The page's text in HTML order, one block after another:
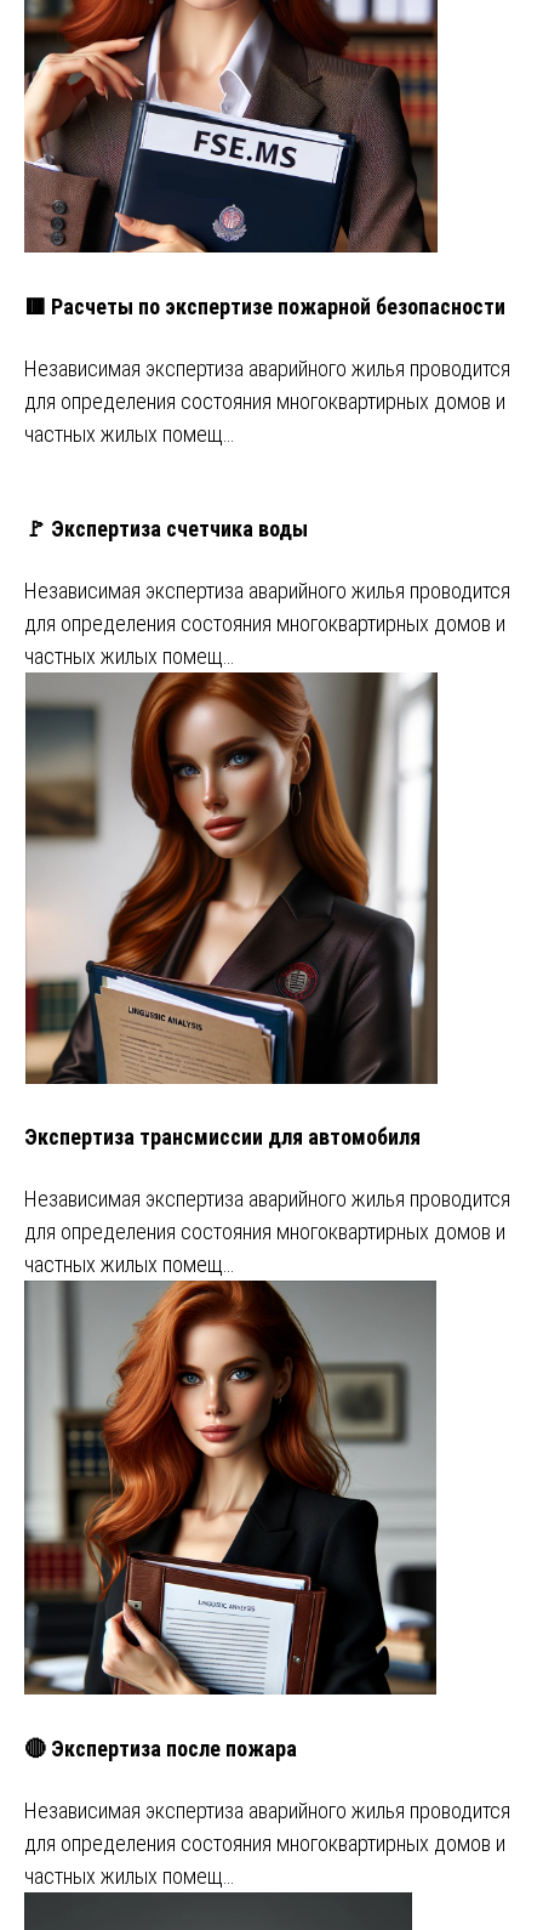
🟥 Расчеты по экспертизе пожарной безопасности
Независимая экспертиза аварийного жилья проводится
для определения состояния многоквартирных домов и
частных жилых помещ…
🚩 Экспертиза счетчика воды
Независимая экспертиза аварийного жилья проводится
для определения состояния многоквартирных домов и
частных жилых помещ…
Экспертиза трансмиссии для автомобиля
Независимая экспертиза аварийного жилья проводится
для определения состояния многоквартирных домов и
частных жилых помещ…
🔴 Экспертиза после пожара
Независимая экспертиза аварийного жилья проводится
для определения состояния многоквартирных домов и
частных жилых помещ…